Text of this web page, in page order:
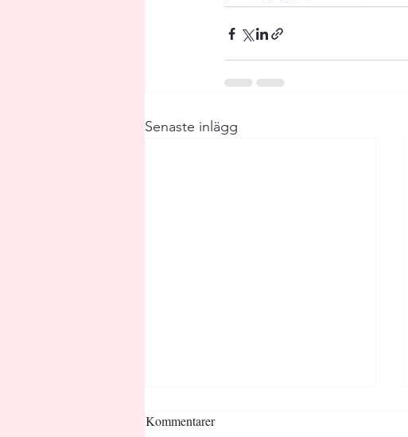
Senaste inlägg
Kommentarer